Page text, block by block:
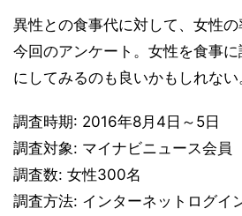
異性との食事代に対して、女性
今回のアンケート。女性を食事
にしてみるのも良いかもしれない
調査時期: 2016年8月4日～5日
調査対象: マイナビニュース会員
調査数: 女性300名
調査方法: インターネットログイ